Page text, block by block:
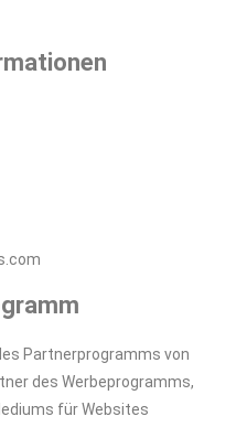
Partnerprogramms von
des Werbeprogramms,
für Websites